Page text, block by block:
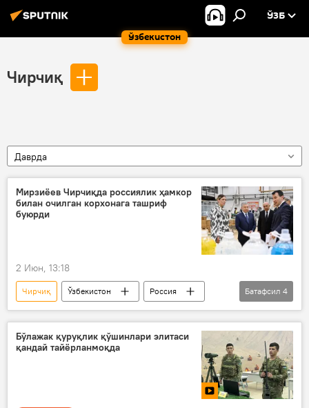
Ўзбекистон
ЎЗБ
Чирчиқ
Даврда
Мирзиёев Чирчиқда россиялик ҳамкор
билан очилган корхонага ташриф
буюрди
2 Июн, 13:18
Чирчиқ Ўзбекистон
Россия
экспорт
импорт
Шавкат Мирзиёев
Иқтисод
Батафсил 4
Бўлажак қуруқлик қўшинлари элитаси
қандай тайёрланмоқда